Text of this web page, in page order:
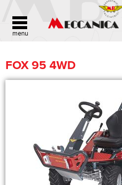
FOX 95 4WD